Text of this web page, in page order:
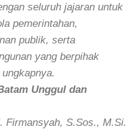
seluruh jajaran untuk
pemerintahan,
publik, serta
yang berpihak
Unggul dan
Firmansyah, S.Sos., M.Si.